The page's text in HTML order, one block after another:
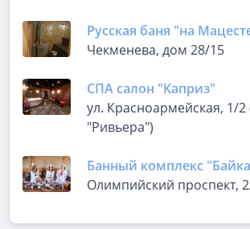
Русская баня "на
Чекменева, дом 28/15
СПА салон "Каприз"
ул. Красноармейская, 1/
"Ривьера")
Банный комплекс
Олимпийский проспект,